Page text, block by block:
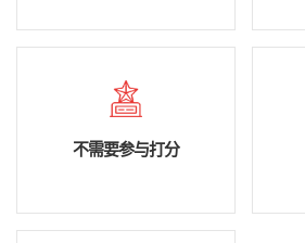
不需要参与打分